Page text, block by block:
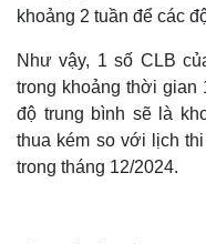
khoảng 2 tuần để các
Như vậy, 1 số CLB
trong khoảng thời gian
độ trung bình sẽ là
thua kém so với lịch
trong tháng 12/2024.